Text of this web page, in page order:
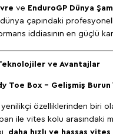
ve EnduroGP Dünya
çapındaki
iddiasının en güçlü
ve Avantajlar
Toe Box – Gelişmiş Burun
yenilikçi özelliklerinden biri
ile vites kolu arasındaki